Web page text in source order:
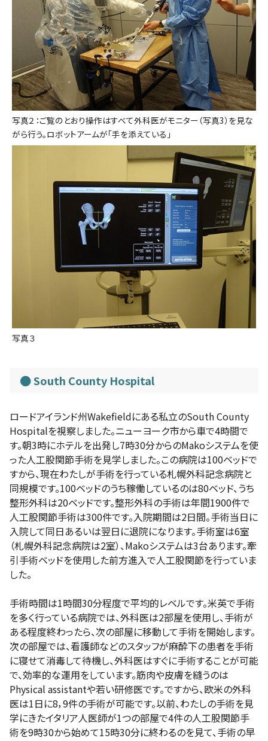
写真２：ご覧のとおり操作はすべて外科医がモニター（写真3）を見な
がら行う。ロボットアームが「手を添えている」
写真３
South County Hospital
ロードアイランド州Wakefieldにある私立のSouth County
Hospitalを視察しました。ニューヨーク市から車で4時間で
す。朝3時にホテルを出発し7時30分からのMakoシステムを使
った人工股関節手術を見学しました。この病院は100ベッドで
すから、現在わたしが手術を行っている札幌外科記念病院と
同規模です。100ベッドのうち稼働しているのは80ベッド、うち
整形外科は20ベッドです。整形外科の手術は年間1900件で
人工股関節手術は300件です。入院期間は2日間。手術当日に
入院して同日あるいは翌日に退院になります。手術室は6室
（札幌外科記念病院は2室）、Makoシステムは3台あります。牽
引手術ベッドを使用した前方進入で人工股関節を行っていま
した。
手術時間は1時間30分程度で平均的レベルです。米英で手術
を多く行っている病院では、外科医は2部屋を使用し、手術が
ある程度終わったら、次の部屋に移動して手術を開始します。
次の部屋では、看護師などのスタッフが麻酔下の患者を手術
に寝せて消毒して待機し、外科医はすぐに手術することが可能
で、効率的な運用をしています。筋肉や皮膚を縫うのは
Physical assistantや若い研修医です。ですから、欧米の外科
医は1日に8，9件の手術が可能です。以前、わたしの手術を見
学にきたイタリア人医師が1つの部屋で4件の人工股関節手
術を9時30から始めて15時30分に終わるのを見て、手術の早